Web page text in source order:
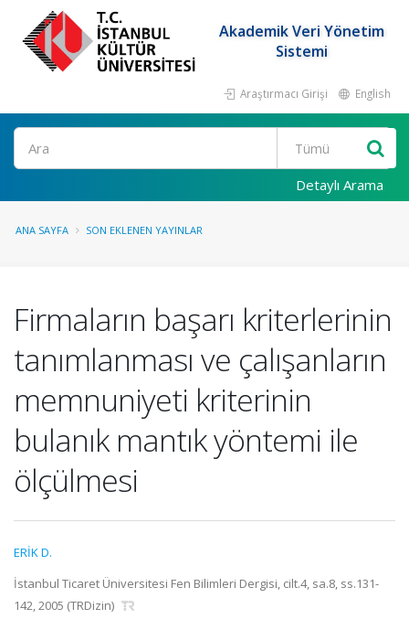
Akademik Veri Yönetim
Sistemi
Araştırmacı Girişi English
Ara
Detaylı Arama
ANA SAYFA SON EKLENEN YAYINLAR
Firmaların başarı kriterlerinin
tanımlanması ve çalışanların
memnuniyeti kriterinin
bulanık mantık yöntemi ile
ölçülmesi
ERİK D.
İstanbul Ticaret Üniversitesi Fen Bilimleri Dergisi, cilt.4, sa.8, ss.131-
142, 2005 (TRDizin)